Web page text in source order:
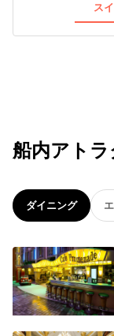
ス
船内アト
ダイニング